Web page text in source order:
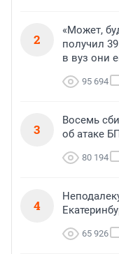
2
«Может,
получил
в вуз они
95 694
3
Восемь
об атаке
80 194
4
65 926